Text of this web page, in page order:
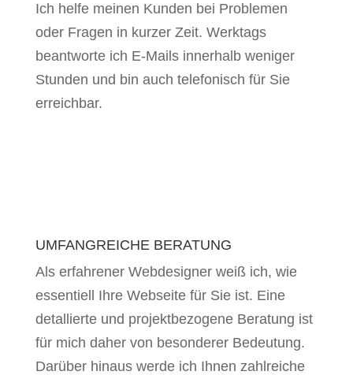
Ich helfe meinen Kunden bei Problemen
oder Fragen in kurzer Zeit. Werktags
beantworte ich E-Mails innerhalb weniger
Stunden und bin auch telefonisch für Sie
erreichbar.
UMFANGREICHE BERATUNG
Als erfahrener Webdesigner weiß ich, wie
essentiell Ihre Webseite für Sie ist. Eine
detallierte und projektbezogene Beratung ist
für mich daher von besonderer Bedeutung.
Darüber hinaus werde ich Ihnen zahlreiche